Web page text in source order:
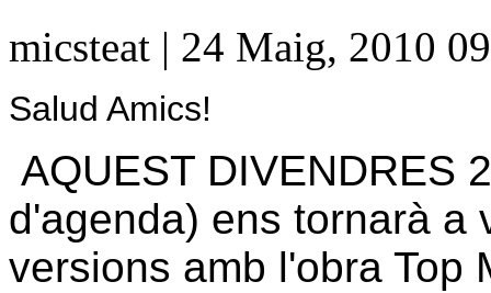
micsteat | 24 Maig, 2010
Salud Amics!
AQUEST DIVENDRES
d'agenda) ens tornarà a
versions amb l'obra Top